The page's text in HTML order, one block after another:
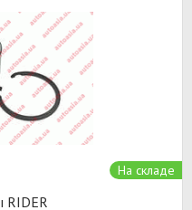
На складе
RIDER